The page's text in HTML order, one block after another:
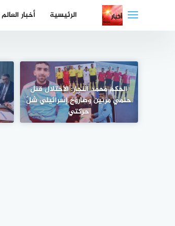
الرئيسية أخبار العالم
الحكم محمد النجار: الاحتلال قتل
حلمي مرتين وصاروخ إسرائيلي شلّ
حركتي